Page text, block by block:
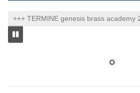
+++ TERMINE genesis brass academy